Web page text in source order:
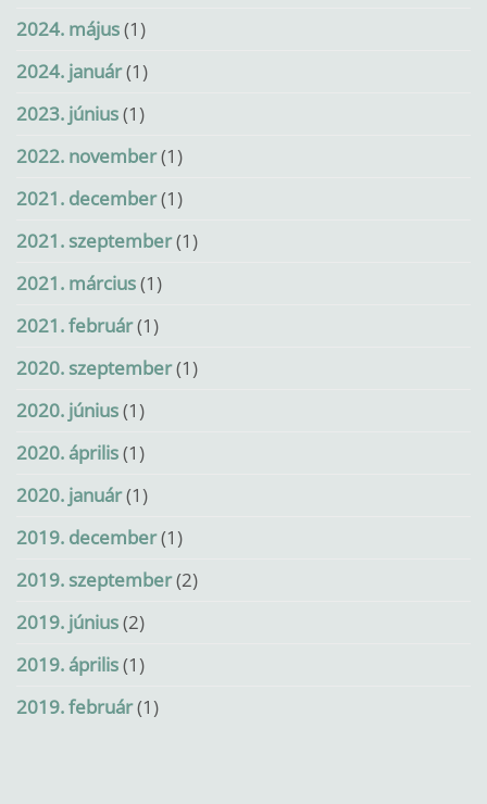
2024. május(1)
2024. január(1)
2023. június(1)
2022. november(1)
2021. december(1)
2021. szeptember(1)
2021. március(1)
2021. február(1)
2020. szeptember(1)
2020. június(1)
2020. április(1)
2020. január(1)
2019. december(1)
2019. szeptember(2)
2019. június(2)
2019. április(1)
2019. február(1)